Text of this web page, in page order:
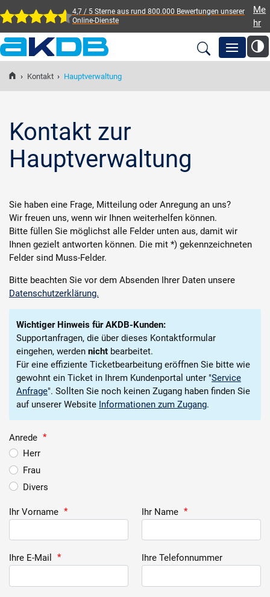
4,7 / 5 Sterne aus rund 800.000 Bewertungen unserer
Online-Dienste
Me
hr
AKDB Anstalt für
Kommunale
Datenverarbeitung in
Newsroom
Lösungen
Veranstaltungen
Fortbildung
Service
Karriere
› Kontakt › Hauptverwaltung
Kontakt zur
Hauptverwaltung
Sie haben eine Frage, Mitteilung oder Anregung an uns?
Wir freuen uns, wenn wir Ihnen weiterhelfen können.
Bitte füllen Sie möglichst alle Felder unten aus, damit wir
Ihnen gezielt antworten können. Die mit *) gekennzeichneten
Felder sind Muss-Felder.
Bitte beachten Sie vor dem Absenden Ihrer Daten unsere
Datenschutzerklärung.
Wichtiger Hinweis für AKDB-Kunden:
Supportanfragen, die über dieses Kontaktformular
eingehen, werden nicht bearbeitet.
Für eine effiziente Ticketbearbeitung eröffnen Sie bitte wie
gewohnt ein Ticket in Ihrem Kundenportal unter "Service
Anfrage". Sollten Sie noch keinen Zugang haben finden Sie
auf unserer Website Informationen zum Zugang.
Anrede *
Herr
Frau
Divers
Ihr Vorname * Ihr Name *
Ihre E-Mail * Ihre Telefonnummer